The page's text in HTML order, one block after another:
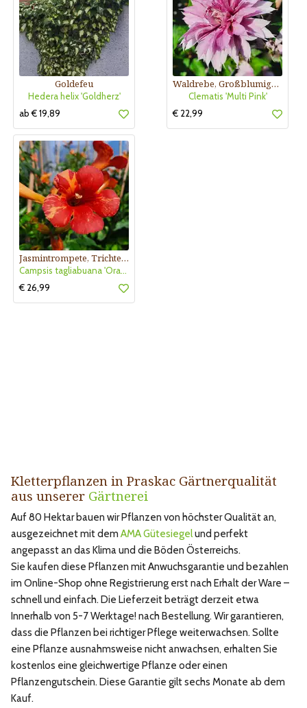
Goldefeu
Hedera helix 'Goldherz'
ab € 19,89
Waldrebe, Großblumige Garten-Clematis
Clematis 'Multi Pink'
€ 22,99
Jasmintrompete, Trichtertrompete
Campsis tagliabuana 'Orangeade'
€ 26,99
Kletterpflanzen in Praskac Gärtnerqualität
aus unserer Gärtnerei
Auf 80 Hektar bauen wir Pflanzen von höchster Qualität an,
ausgezeichnet mit dem AMA Gütesiegelund perfekt
angepasst an das Klima und die Böden Österreichs.
Sie kaufen diese Pflanzen mit Anwuchsgarantie und bezahlen
im Online-Shop ohne Registrierung erst nach Erhalt der Ware –
schnell und einfach. Die Lieferzeit beträgt derzeit etwa
Innerhalb von 5-7 Werktage! nach Bestellung. Wir garantieren,
dass die Pflanzen bei richtiger Pflege weiterwachsen. Sollte
eine Pflanze ausnahmsweise nicht anwachsen, erhalten Sie
kostenlos eine gleichwertige Pflanze oder einen
Pflanzengutschein. Diese Garantie gilt sechs Monate ab dem
Kauf.